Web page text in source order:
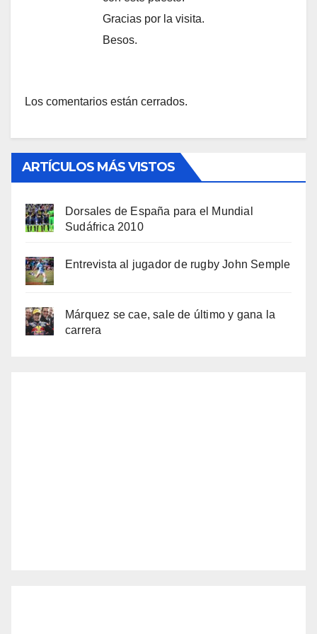
Gracias por la visita.
Besos.
Los comentarios están cerrados.
ARTÍCULOS MÁS VISTOS
Dorsales de España para el Mundial
Sudáfrica 2010
Entrevista al jugador de rugby John Semple
Márquez se cae, sale de último y gana la
carrera